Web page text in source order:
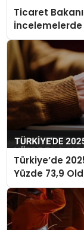
Ticaret Bakanı
İncelemelerde
Türkiye’de
Yüzde 73,9